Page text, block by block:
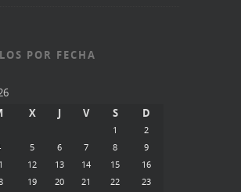
POR FECHA
X J V S D
1
2
5 6 7 8
9
12 13 14 15
16
19 20 21 22
23